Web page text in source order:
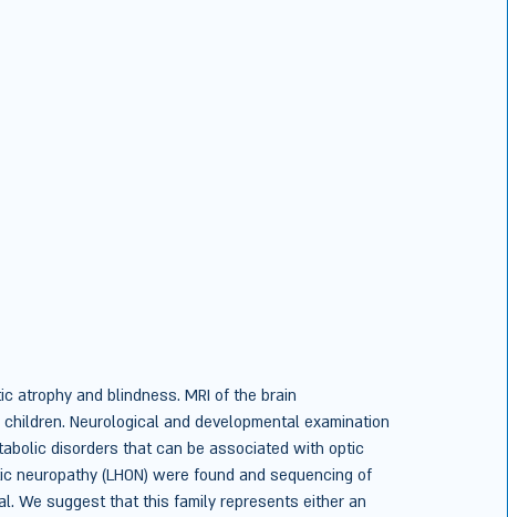
atrophy and blindness. MRI of the brain
Neurological and developmental examination
disorders that can be associated with optic
neuropathy (LHON) were found and sequencing of
We suggest that this family represents either an